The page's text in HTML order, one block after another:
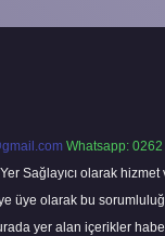
Whatsapp:
Sağlayıcı olarak
üye olarak bu
yer alan içerikler